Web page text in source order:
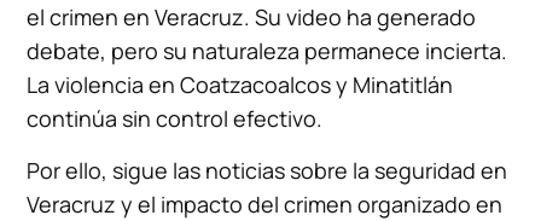
el crimen en Veracruz. Su video ha generado
debate, pero su naturaleza permanece incierta.
La violencia en Coatzacoalcos y Minatitlán
continúa sin control efectivo.
Por ello, sigue las noticias sobre la seguridad en
Veracruz y el impacto del crimen organizado en